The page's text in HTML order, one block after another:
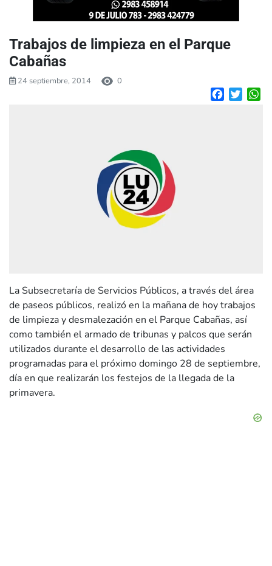
Trabajos de limpieza en el Parque
Cabañas
24 septiembre, 2014 0
Facebook
La Subsecretaría de Servicios Públicos, a través del área
de paseos públicos, realizó en la mañana de hoy trabajos
de limpieza y desmalezación en el Parque Cabañas, así
como también el armado de tribunas y palcos que serán
utilizados durante el desarrollo de las actividades
programadas para el próximo domingo 28 de septiembre,
día en que realizarán los festejos de la llegada de la
primavera.